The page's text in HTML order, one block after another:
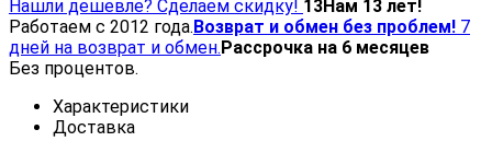
Нашли дешевле? Сделаем скидку! 13Нам 13 лет!
Работаем с 2012 года.Возврат и обмен без проблем! 7
дней на возврат и обмен.Рассрочка на 6 месяцев
Без процентов.
Характеристики
Доставка